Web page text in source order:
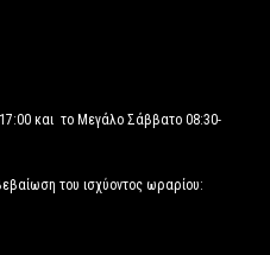
και το Μεγάλο Σάββατο 08:30-
του ισχύοντος ωραρίου: